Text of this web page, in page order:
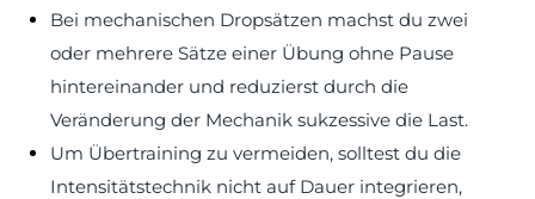
Bei mechanischen Dropsätzen machst du zwei
oder mehrere Sätze einer Übung ohne Pause
hintereinander und reduzierst durch die
Veränderung der Mechanik sukzessive die Last.
Um Übertraining zu vermeiden, solltest du die
Intensitätstechnik nicht auf Dauer integrieren,